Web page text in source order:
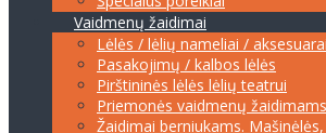
Vaidmenų žaidimai
Lėlės / lėlių nameliai / aksesuarai
Pasakojimų / kalbos lėlės
Pirštininės lėlės lėlių teatrui
Priemonės vaidmenų žaidimams
Žaidimai berniukams.